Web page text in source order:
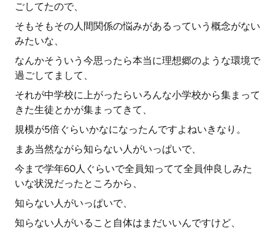
ごしてたので、
そもそもその人間関係の悩みがあるっていう概念がない
みたいな、
なんかそういう今思ったら本当に理想郷のような環境で
過ごしてまして、
それが中学校に上がったらいろんな小学校から集まって
きた生徒とかが集まってきて、
規模が5倍ぐらいかなになったんですよねいきなり。
まあ当然ながら知らない人がいっぱいで、
今まで学年60人ぐらいで全員知ってて全員仲良しみた
いな状況だったところから、
知らない人がいっぱいで、
知らない人がいること自体はまだいいんですけど、